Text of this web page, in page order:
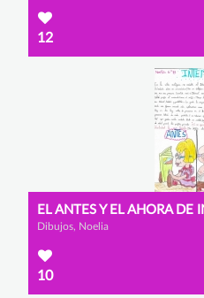
12
EL ANTES Y EL AHORA DE
Dibujos, Noelia
10